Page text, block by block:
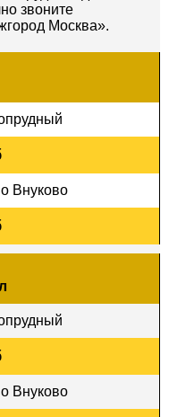
звоните
Москва».
Внуково
Внуково